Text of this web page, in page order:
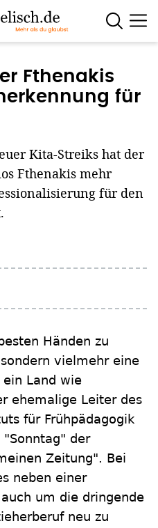
Fthenakis
für
Kita-Streiks hat der
Fthenakis mehr
für den
Händen zu
vielmehr eine
Land wie
ehemalige Leiter des
für Frühpädagogik
"Sonntag" der
Zeitung". Bei
neben einer
um die dringende
neu zu